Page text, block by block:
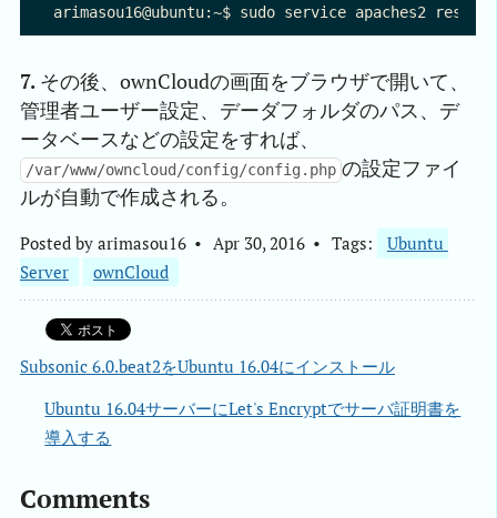
7. その後、ownCloudの画面をブラウザで開いて、
管理者ユーザー設定、デーダフォルダのパス、デ
ータベースなどの設定をすれば、
/var/www/owncloud/config/config.php の設定ファイ
ルが自動で作成される。
Posted by arimasou16 Apr 30, 2016 Tags:
Ubuntu
Server
ownCloud
Subsonic 6.0.beat2をUbuntu 16.04にインストール
Ubuntu 16.04サーバーにLet's Encryptでサーバ証明書を
導入する
Comments